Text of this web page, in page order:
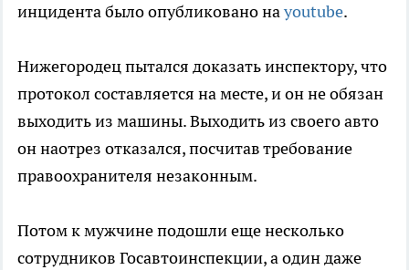
инцидента было опубликовано наyoutube.
Нижегородец пытался доказать инспектору, что
протокол составляется на месте, и он не обязан
выходить из машины. Выходить из своего авто
он наотрез отказался, посчитав требование
правоохранителя незаконным.
Потом к мужчине подошли еще несколько
сотрудников Госавтоинспекции, а один даже